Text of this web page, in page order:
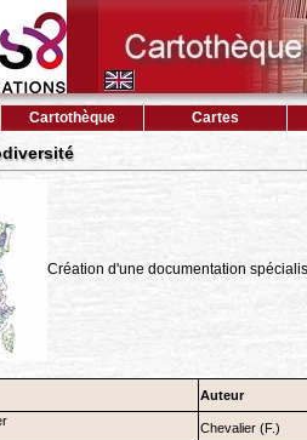
Cartothèque Cartes
Création d'une documentation
Auteur
Chevalier (F.)